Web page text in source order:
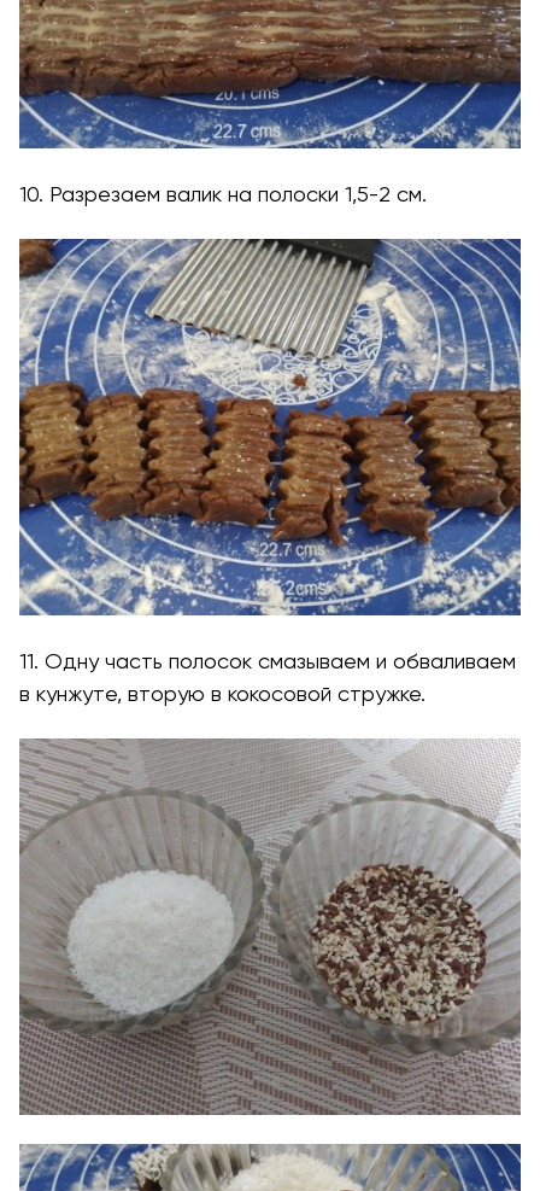
10. Разрезаем валик на полоски 1,5-2 см.
11. Одну часть полосок смазываем и обваливаем
в кунжуте, вторую в кокосовой стружке.